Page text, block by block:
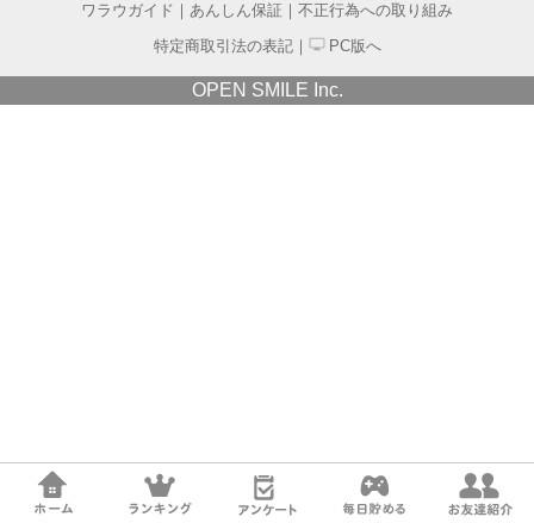
ワラウガイド ｜ あんしん保証 ｜ 不正行為への取り組み
特定商取引法の表記｜ PC版へ
OPEN SMILE Inc.